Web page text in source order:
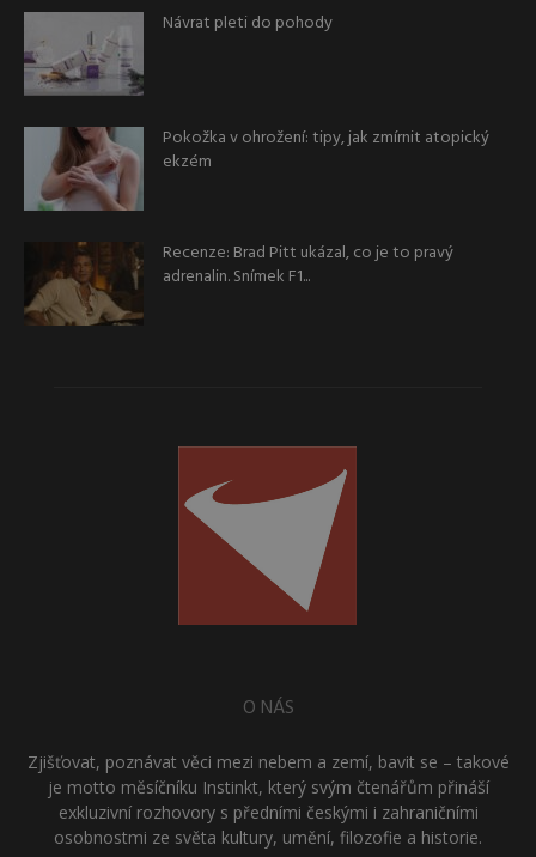
Návrat pleti do pohody
Pokožka v ohrožení: tipy, jak zmírnit atopický
ekzém
Recenze: Brad Pitt ukázal, co je to pravý
adrenalin. Snímek F1...
O NÁS
Zjišťovat, poznávat věci mezi nebem a zemí, bavit se – takové
je motto měsíčníku Instinkt, který svým čtenářům přináší
exkluzivní rozhovory s předními českými i zahraničními
osobnostmi ze světa kultury, umění, filozofie a historie.